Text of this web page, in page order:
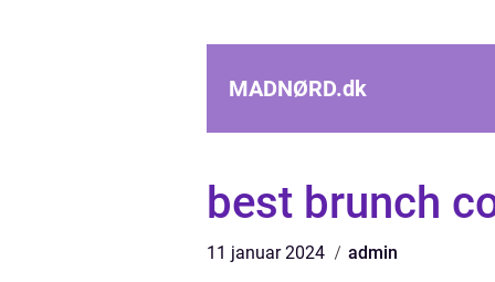
MADNØRD.dk
best brunch
11 januar 2024 admin